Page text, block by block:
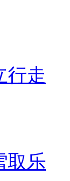
行走
取乐